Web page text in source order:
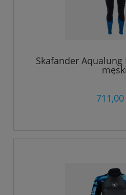
Skafander
męski
711,00